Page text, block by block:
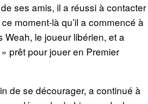
ses amis, il a réussi à contacter
moment-là qu’il a commencé à
le joueur libérien, et a
prêt pour jouer en Premier
de se décourager, a continué à